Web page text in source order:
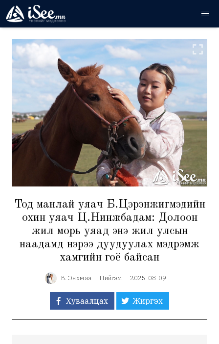
Тод манлай уяач Б.Цэрэнжигмэдийн
охин уяач Ц.Нинжбадам: Долоон
жил морь уяад энэ жил улсын
наадамд нэрээ дуудуулах мэдрэмж
хамгийн гоё байсан
Б. Энхмаа Нийгэм 2025-08-09
Хуваалцах Жиргэх